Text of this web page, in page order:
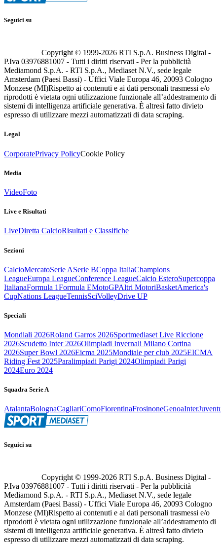
Seguici su
Copyright © 1999-2026 RTI S.p.A. Business Digital -
P.Iva 03976881007 - Tutti i diritti riservati - Per la pubblicità
Mediamond S.p.A. - RTI S.p.A., Mediaset N.V., sede legale
Amsterdam (Paesi Bassi) - Uffici Viale Europa 46, 20093 Cologno
Monzese (MI)Rispetto ai contenuti e ai dati personali trasmessi e/o
riprodotti è vietata ogni utilizzazione funzionale all’addestramento di
sistemi di intelligenza artificiale generativa. È altresì fatto divieto
espresso di utilizzare mezzi automatizzati di data scraping.
Legal
CorporatePrivacy PolicyCookie Policy
Media
VideoFoto
Live e Risultati
LiveDiretta CalcioRisultati e Classifiche
Sezioni
CalcioMercatoSerie ASerie BCoppa ItaliaChampions
LeagueEuropa LeagueConference LeagueCalcio EsteroSupercoppa
ItalianaFormula 1Formula EMotoGPAltri MotoriBasketAmerica's
CupNations LeagueTennisSciVolleyDrive UP
Speciali
Mondiali 2026Roland Garros 2026Sportmediaset Live Riccione
2026Scudetto Inter 2026Olimpiadi Invernali Milano Cortina
2026Super Bowl 2026Eicma 2025Mondiale per club 2025EICMA
Riding Fest 2025Paralimpiadi Parigi 2024Olimpiadi Parigi
2024Euro 2024
Squadra Serie A
AtalantaBolognaCagliariComoFiorentinaFrosinoneGenoaInter
Seguici su
Copyright © 1999-2026 RTI S.p.A. Business Digital -
P.Iva 03976881007 - Tutti i diritti riservati - Per la pubblicità
Mediamond S.p.A. - RTI S.p.A., Mediaset N.V., sede legale
Amsterdam (Paesi Bassi) - Uffici Viale Europa 46, 20093 Cologno
Monzese (MI)Rispetto ai contenuti e ai dati personali trasmessi e/o
riprodotti è vietata ogni utilizzazione funzionale all’addestramento di
sistemi di intelligenza artificiale generativa. È altresì fatto divieto
espresso di utilizzare mezzi automatizzati di data scraping.